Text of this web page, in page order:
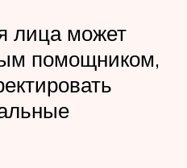
лица может
помощником,